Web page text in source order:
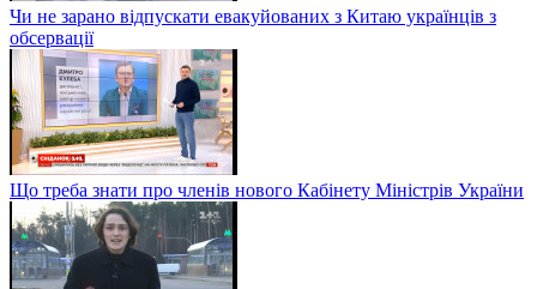
Чи не зарано відпускати евакуйованих з Китаю українців з
обсервації
Що треба знати про членів нового Кабінету Міністрів України